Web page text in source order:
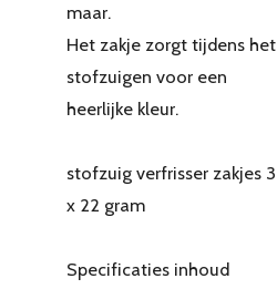
maar.
Het zakje zorgt tijdens het
stofzuigen voor een
heerlijke kleur.
stofzuig verfrisser zakjes 3
x 22 gram
Specificaties inhoud